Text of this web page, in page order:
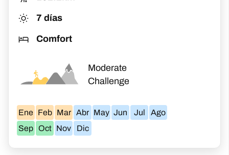
Sep
Oct Nov
Monesterio a Merida
Monesterio’s charm and Mérida’s ruins.
Desde €829